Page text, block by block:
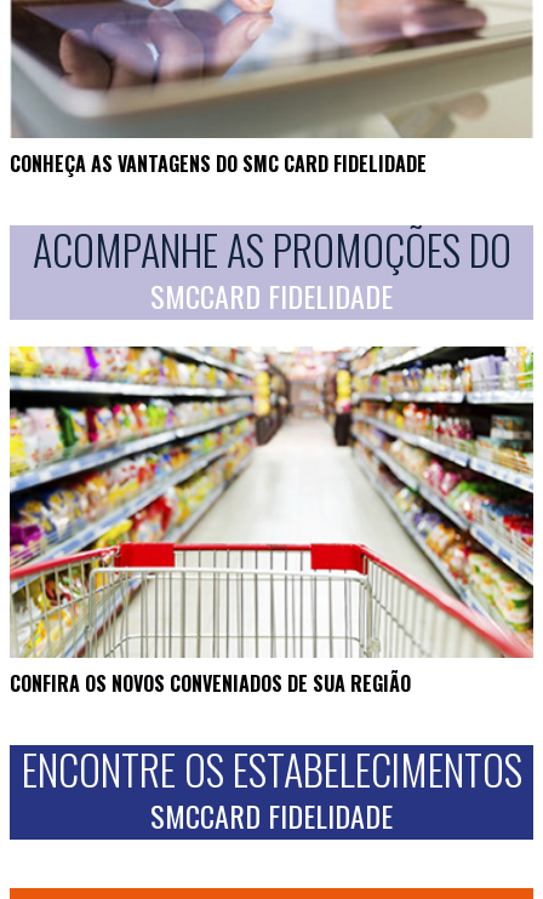
CONHEÇA AS VANTAGENS DO SMC CARD FIDELIDADE
ACOMPANHE AS PROMOÇÕES DO
SMCCARD FIDELIDADE
CONFIRA OS NOVOS CONVENIADOS DE SUA REGIÃO
ENCONTRE OS ESTABELECIMENTOS
SMCCARD FIDELIDADE